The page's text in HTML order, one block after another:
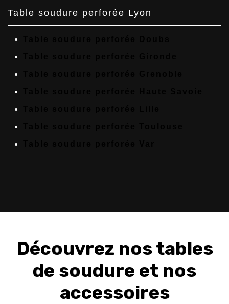
Table soudure perforée Lyon
Découvrez nos tables
de soudure et nos
accessoires